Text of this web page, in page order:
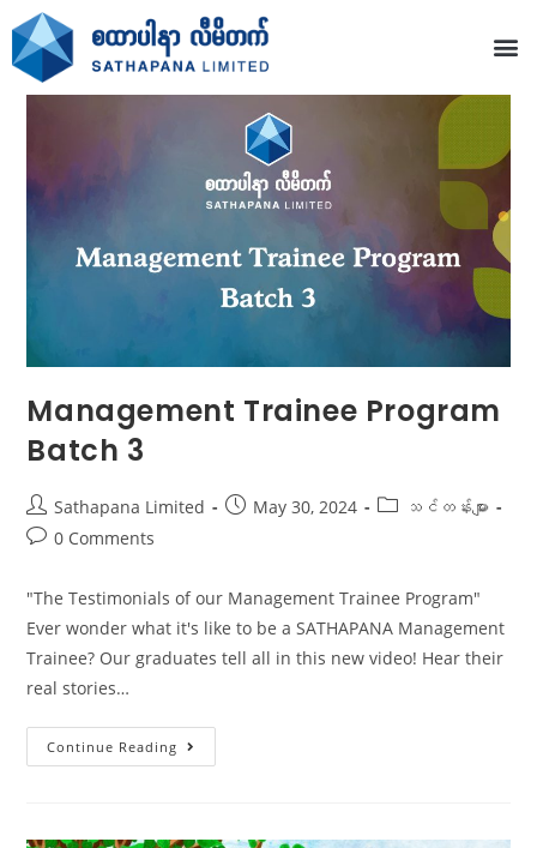
Management Trainee Program
Batch 3
Sathapana Limited May 30, 2024
သင်တန်းများ
0 Comments
"The Testimonials of our Management Trainee Program"
Ever wonder what it's like to be a SATHAPANA Management
Trainee? Our graduates tell all in this new video! Hear their
real stories…
Continue Reading